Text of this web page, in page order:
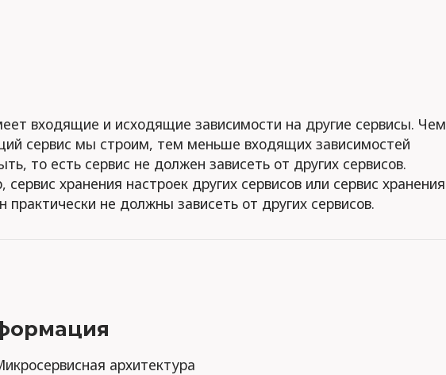
входящие и исходящие зависимости на другие сервисы. Чем
сервис мы строим, тем меньше входящих зависимостей
то есть сервис не должен зависеть от других сервисов.
хранения настроек других сервисов или сервис хранения
практически не должны зависеть от других сервисов.
архитектура